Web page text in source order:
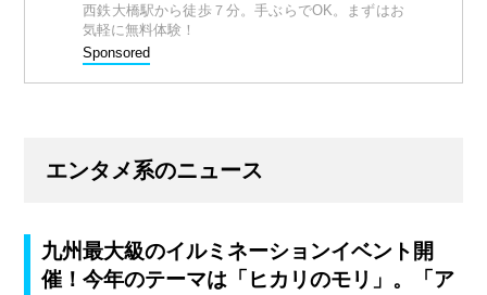
西鉄大橋駅から徒歩７分。手ぶらでOK。まずはお
気軽に無料体験！
Sponsored
エンタメ系のニュース
九州最大級のイルミネーションイベント開
催！今年のテーマは「ヒカリのモリ」。「ア